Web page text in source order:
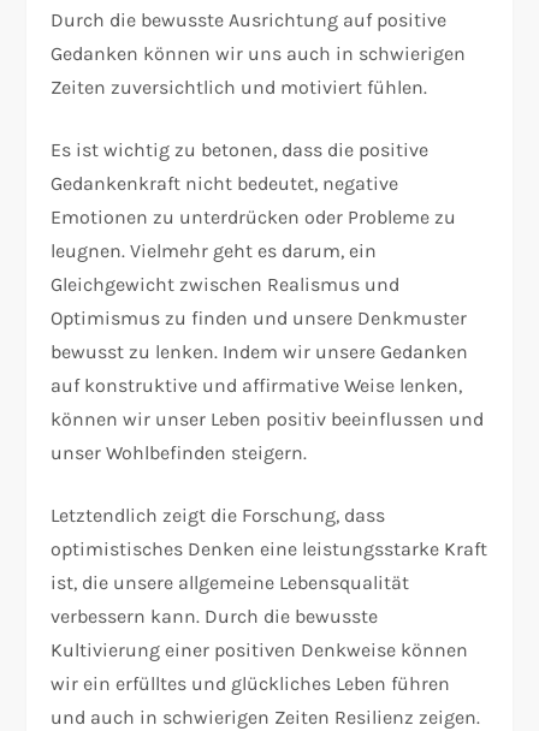
Durch die bewusste Ausrichtung auf positive
Gedanken können wir uns auch in schwierigen
Zeiten zuversichtlich und motiviert fühlen.
Es ist wichtig zu betonen, dass die positive
Gedankenkraft nicht bedeutet, negative
Emotionen zu unterdrücken oder Probleme zu
leugnen. Vielmehr geht es darum, ein
Gleichgewicht zwischen Realismus und
Optimismus zu finden und unsere Denkmuster
bewusst zu lenken. Indem wir unsere Gedanken
auf konstruktive und affirmative Weise lenken,
können wir unser Leben positiv beeinflussen und
unser Wohlbefinden steigern.
Letztendlich zeigt die Forschung, dass
optimistisches Denken eine leistungsstarke Kraft
ist, die unsere allgemeine Lebensqualität
verbessern kann. Durch die bewusste
Kultivierung einer positiven Denkweise können
wir ein erfülltes und glückliches Leben führen
und auch in schwierigen Zeiten Resilienz zeigen.